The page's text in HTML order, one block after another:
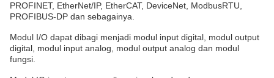
PROFINET, EtherNet/IP, EtherCAT, DeviceNet, ModbusRTU,
PROFIBUS-DP dan sebagainya.
Modul I/O dapat dibagi menjadi modul input digital, modul output
digital, modul input analog, modul output analog dan modul
fungsi.